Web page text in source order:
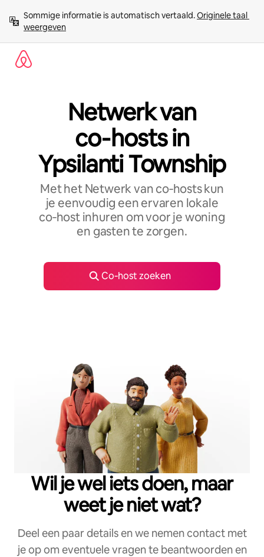
direct
naar
inhoud
Sommige informatie is automatisch vertaald. Originele taal
weergeven
Netwerk van
co‑hosts in
Ypsilanti Township
Met het Netwerk van co‑hosts kun
je eenvoudig een ervaren lokale
co‑host inhuren om voor je woning
en gasten te zorgen.
Co‑host zoeken
Wil je wel iets doen, maar
weet je niet wat?
Deel een paar details en we nemen contact met
je op om eventuele vragen te beantwoorden en